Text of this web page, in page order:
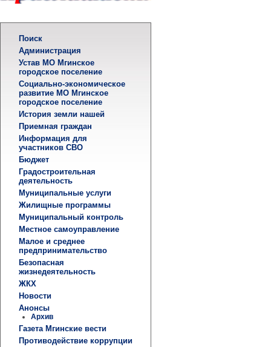
Поиск
Администрация
Устав МО Мгинское
городское поселение
Социально-экономическое
развитие МО Мгинское
городское поселение
История земли нашей
Приемная граждан
Информация для
участников СВО
Бюджет
Градостроительная
деятельность
Муниципальные услуги
Жилищные программы
Муниципальный контроль
Местное самоуправление
Малое и среднее
предпринимательство
Безопасная
жизнедеятельность
ЖКХ
Новости
Анонсы
Архив
Газета Мгинские вести
Противодействие коррупции